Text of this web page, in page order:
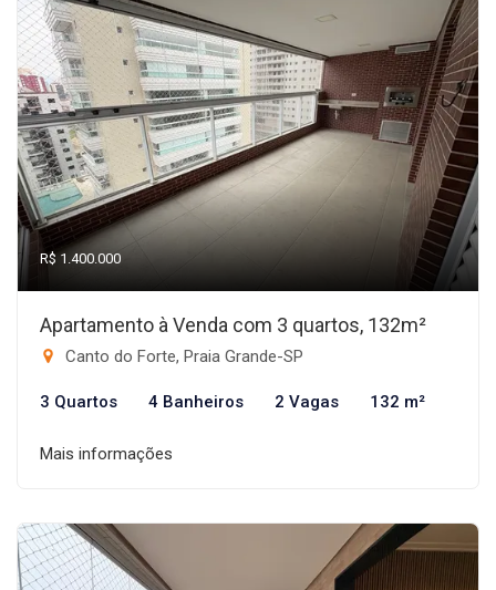
R$ 1.400.000
Apartamento à Venda com 3 quartos, 132m²
Canto do Forte, Praia Grande-SP
3 Quartos 4 Banheiros 2 Vagas 132 m²
Mais informações